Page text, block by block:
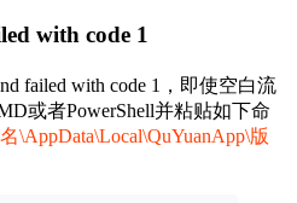
with code 1
failed with code 1，即使空白流
或者PowerShell并粘贴如下命
\AppData\Local\QuYuanApp\版